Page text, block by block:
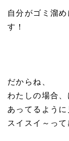
自分がゴミ溜
す！
だからね、
わたしの場合
あってるように
スイスイ～っ